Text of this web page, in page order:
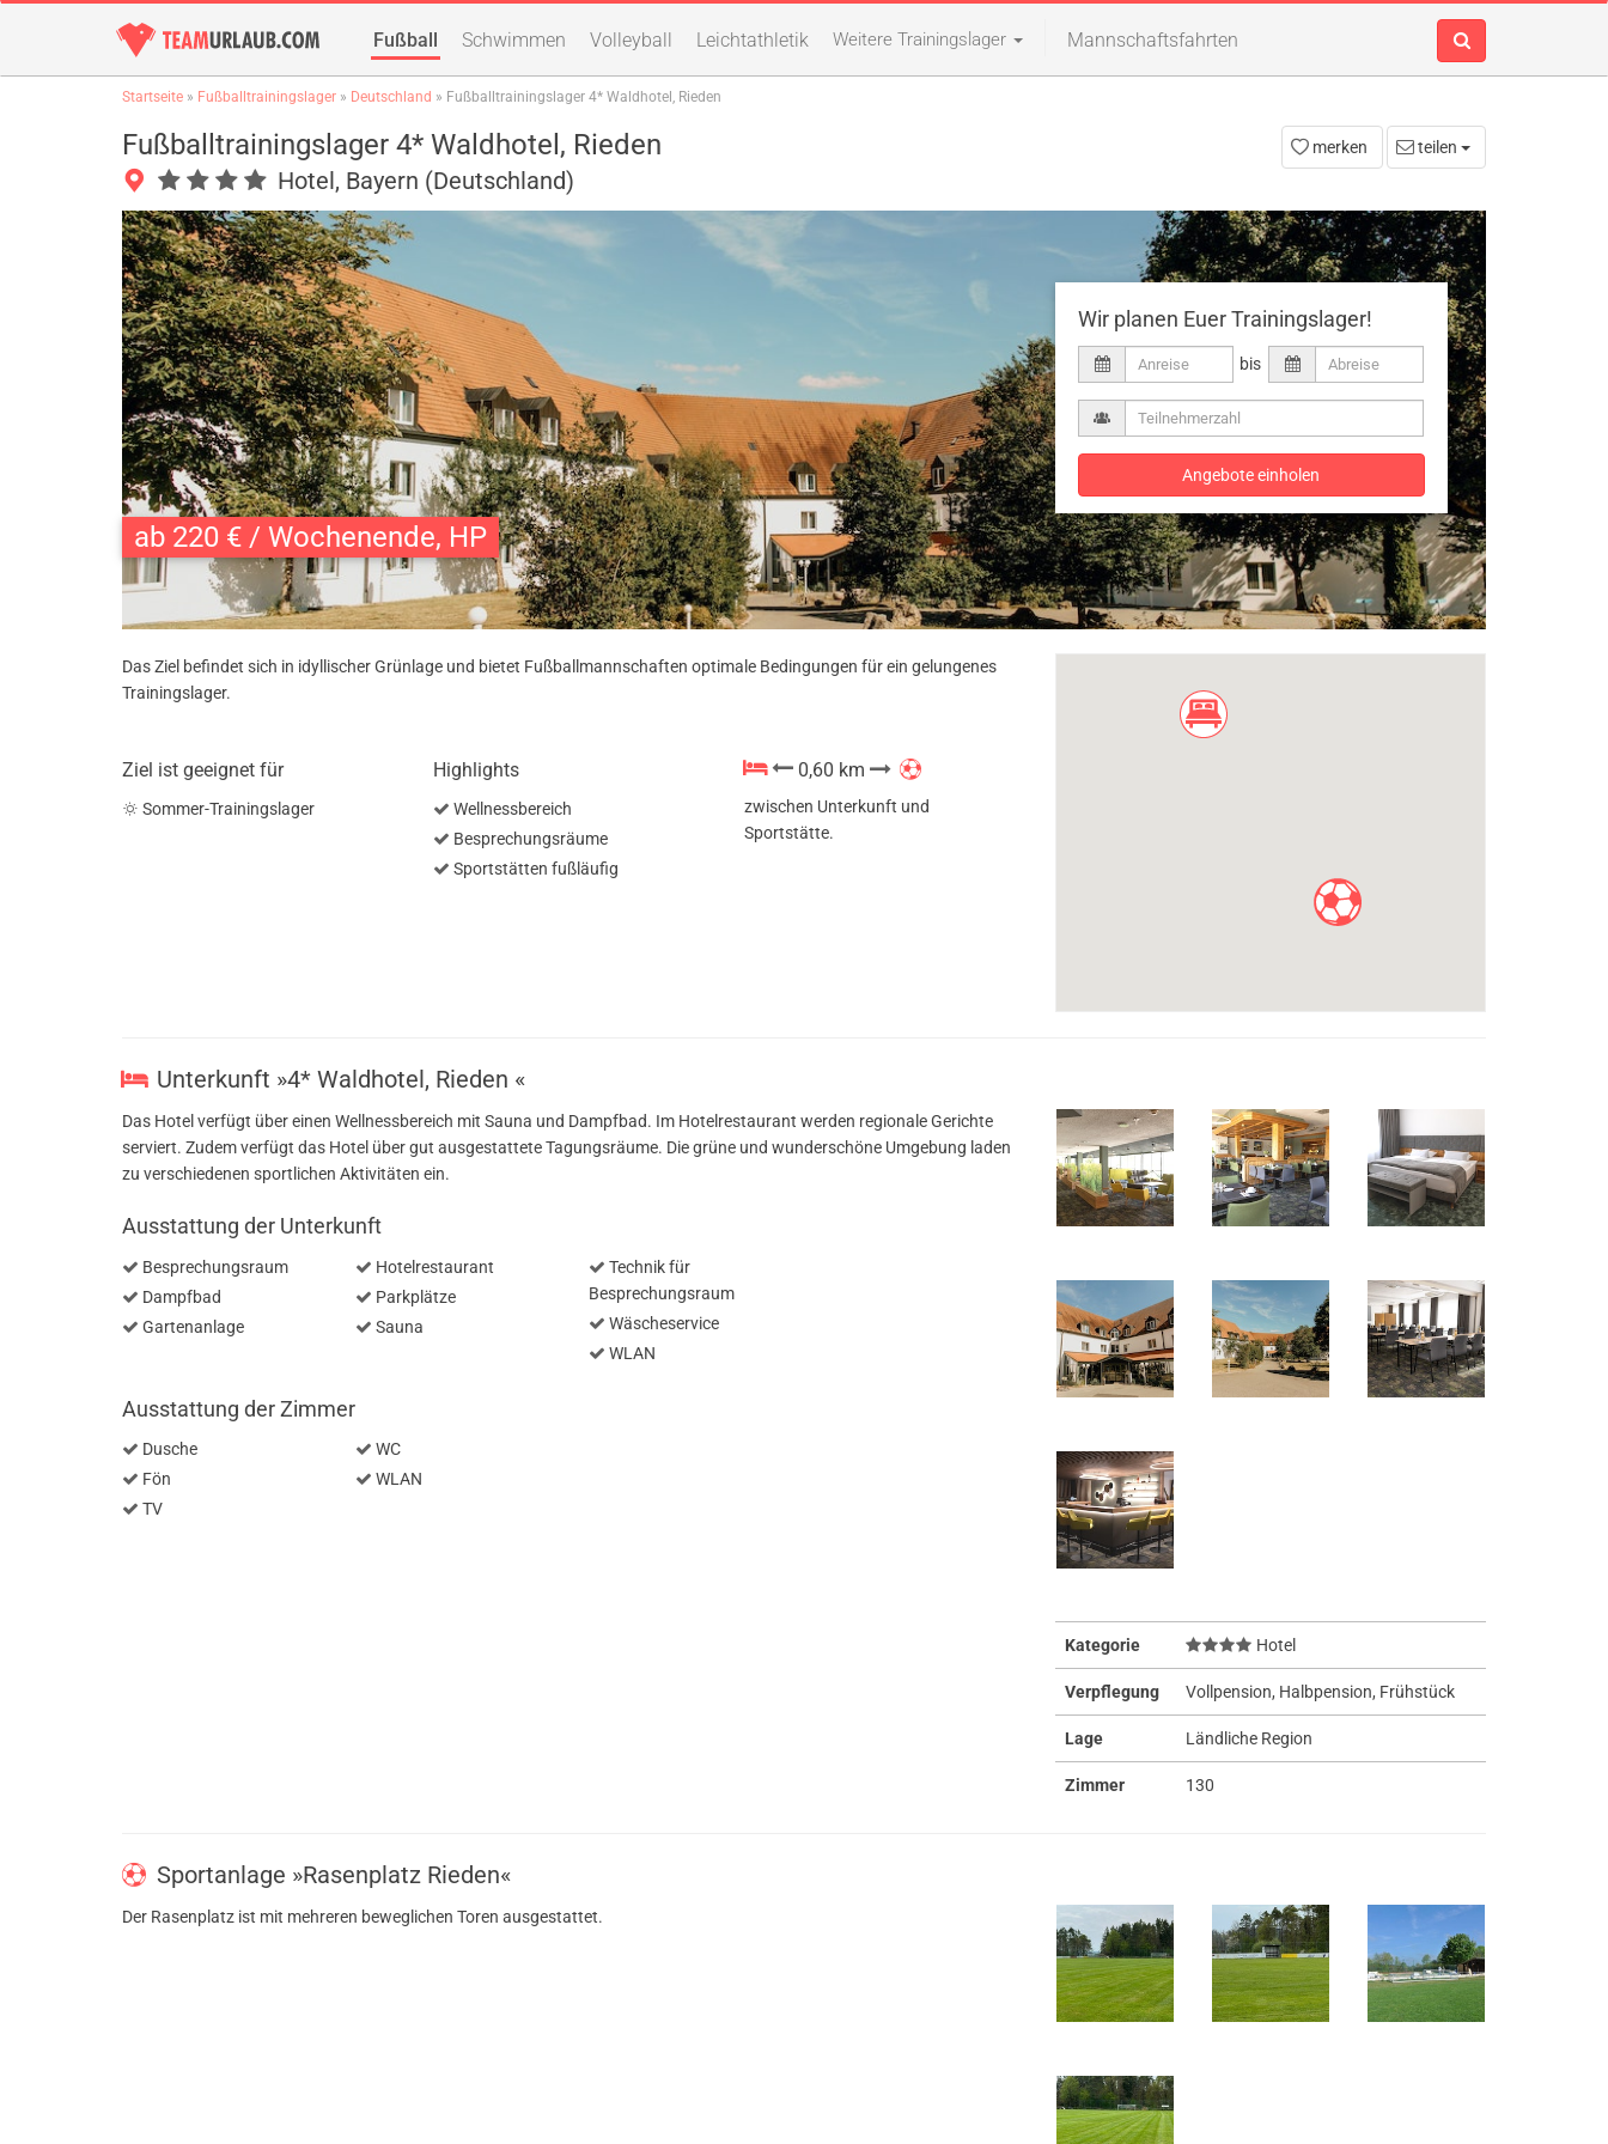
Fußball Schwimmen Volleyball Leichtathletik Weitere Trainingslager Mannschaftsfahrten
Startseite » Fußballtrainingslager » Deutschland » Fußballtrainingslager 4* Waldhotel, Rieden
Fußballtrainingslager 4* Waldhotel, Rieden
Hotel, Bayern (Deutschland)
merken teilen
ab 220 € / Wochenende, HP
Wir planen Euer Trainingslager!
bis
Angebote einholen
Das Ziel befindet sich in idyllischer Grünlage und bietet Fußballmannschaften optimale Bedingungen für ein gelungenes
Trainingslager.
Ziel ist geeignet für
Sommer-Trainingslager
Highlights
Wellnessbereich
Besprechungsräume
Sportstätten fußläufig
0,60 km
zwischen Unterkunft und
Sportstätte.
Unterkunft »4* Waldhotel, Rieden «
Das Hotel verfügt über einen Wellnessbereich mit Sauna und Dampfbad. Im Hotelrestaurant werden regionale Gerichte
serviert. Zudem verfügt das Hotel über gut ausgestattete Tagungsräume. Die grüne und wunderschöne Umgebung laden
zu verschiedenen sportlichen Aktivitäten ein.
Ausstattung der Unterkunft
Besprechungsraum
Dampfbad
Gartenanlage
Hotelrestaurant
Parkplätze
Sauna
Technik für
Besprechungsraum
Wäscheservice
WLAN
Ausstattung der Zimmer
Dusche
Fön
TV
WC
WLAN
Kategorie Hotel
Verpflegung Vollpension, Halbpension, Frühstück
Lage Ländliche Region
Zimmer 130
Sportanlage »Rasenplatz Rieden«
Der Rasenplatz ist mit mehreren beweglichen Toren ausgestattet.